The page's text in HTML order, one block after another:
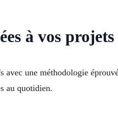
à vos projets
une méthodologie
au quotidien.